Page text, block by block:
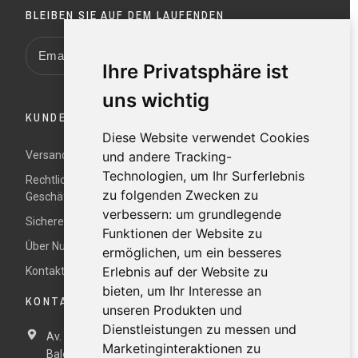
Ihre Privatsphäre ist
uns wichtig
Diese Website verwendet Cookies
und andere Tracking-
Technologien, um Ihr Surferlebnis
zu folgenden Zwecken zu
verbessern: um grundlegende
Funktionen der Website zu
ermöglichen, um ein besseres
Erlebnis auf der Website zu
bieten, um Ihr Interesse an
unseren Produkten und
Dienstleistungen zu messen und
Marketinginteraktionen zu
BLEIBEN SIE AUF DEM LAUFENDEN
KUNDENDIENST
Versand und Rücksendungen
Rechtliche Hinweise und Allgemeine
Geschäftsbedingungen
Sichere Zahlung
Über Nur
Kontaktieren Sie uns
KONTAKTDATEN
Av. Miramar, 3, 07871 Es Pujols, Formentera,Illes
Balears, España